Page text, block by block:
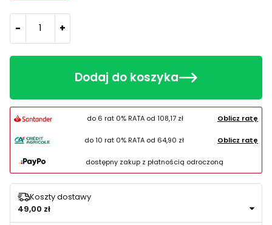
- +
Dodaj do koszyka
do 6 rat 0% RATA od 108,17 zł Oblicz ratę
do 10 rat 0% RATA od 64,90 zł Oblicz ratę
dostępny zakup z płatnością odroczoną
Koszty dostawy
49,00 zł